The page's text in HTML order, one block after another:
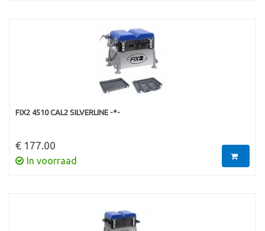
FIX2 4510 CAL2 SILVERLINE -*-
€ 177.00
In voorraad